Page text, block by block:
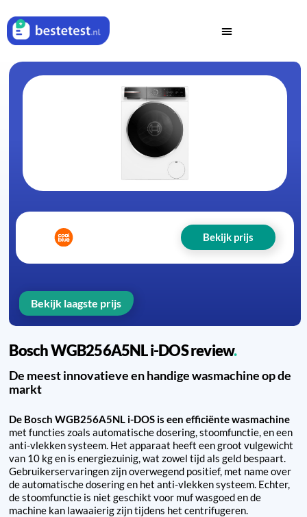
Bosch WGB256A5NL i-DOS review
De meest innovatieve en handige wasmachine op de
markt
De Bosch WGB256A5NL i-DOS is een efficiënte wasmachine
met functies zoals automatische dosering, stoomfunctie, en een
anti-vlekken systeem. Het apparaat heeft een groot vulgewicht
van 10 kg en is energiezuinig, wat zowel tijd als geld bespaart.
Gebruikerservaringen zijn overwegend positief, met name over
de automatische dosering en het anti-vlekken systeem. Echter,
de stoomfunctie is niet geschikt voor muf wasgoed en de
machine kan lawaaierig zijn tijdens het centrifugeren.
Bekijk prijs
Bekijk laagste prijs